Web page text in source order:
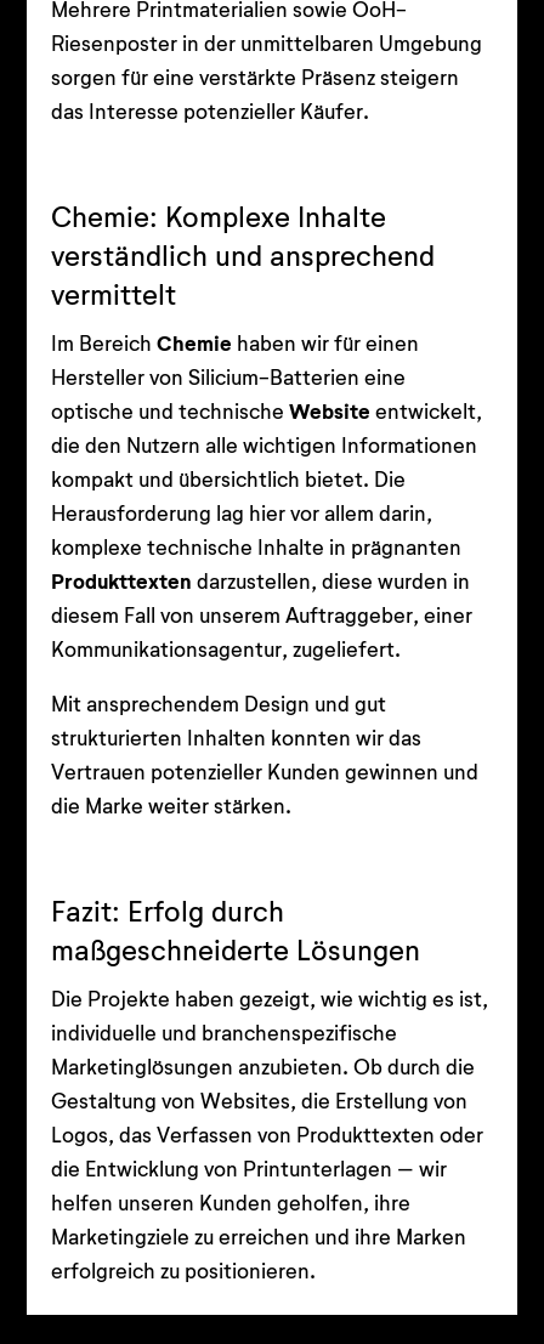
Mehrere Printmaterialien sowie OoH-
Riesenposter in der unmittelbaren Umgebung
sorgen für eine verstärkte Präsenz steigern
das Interesse potenzieller Käufer.
Chemie: Komplexe Inhalte
verständlich und ansprechend
vermittelt
Im BereichChemie haben wir für einen
Hersteller von Silicium-Batterien eine
optische und technischeWebsite entwickelt,
die den Nutzern alle wichtigen Informationen
kompakt und übersichtlich bietet. Die
Herausforderung lag hier vor allem darin,
komplexe technische Inhalte in prägnanten
Produkttexten darzustellen, diese wurden in
diesem Fall von unserem Auftraggeber, einer
Kommunikationsagentur, zugeliefert.
Mit ansprechendem Design und gut
strukturierten Inhalten konnten wir das
Vertrauen potenzieller Kunden gewinnen und
die Marke weiter stärken.
Fazit: Erfolg durch
maßgeschneiderte Lösungen
Die Projekte haben gezeigt, wie wichtig es ist,
individuelle und branchenspezifische
Marketinglösungen anzubieten. Ob durch die
Gestaltung von Websites, die Erstellung von
Logos, das Verfassen von Produkttexten oder
die Entwicklung von Printunterlagen – wir
helfen unseren Kunden geholfen, ihre
Marketingziele zu erreichen und ihre Marken
erfolgreich zu positionieren.